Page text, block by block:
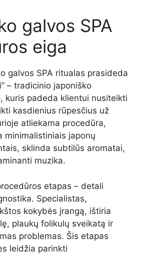
galvos SPA
eiga
galvos SPA ritualas prasideda
– tradicinio japoniško
kuris padeda klientui nusiteikti
kasdienius rūpesčius už
atliekama procedūra,
minimalistiniais japonų
sklinda subtilūs aromatai,
muzika.
etapas – detali
Specialistas,
kokybės įrangą, ištiria
plaukų folikulų sveikatą ir
problemas. Šis etapas
leidžia parinkti